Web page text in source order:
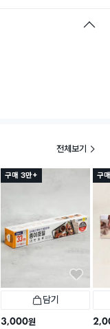
전체보기
구매 3만+
담기
3,000원
구